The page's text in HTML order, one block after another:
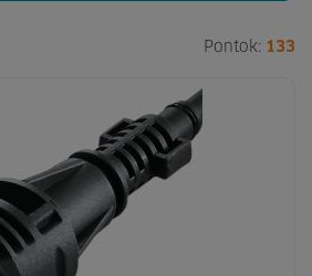
Pontok: 133